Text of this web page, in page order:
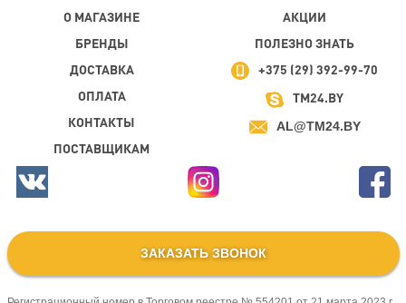
О МАГАЗИНЕ
БРЕНДЫ
АКЦИИ
ПОЛЕЗНО ЗНАТЬ
ДОСТАВКА
ОПЛАТА
КОНТАКТЫ
ПОСТАВЩИКАМ
+375 (29) 392-99-70
TM24.BY
AL@TM24.BY
ЗАКАЗАТЬ ЗВОНОК